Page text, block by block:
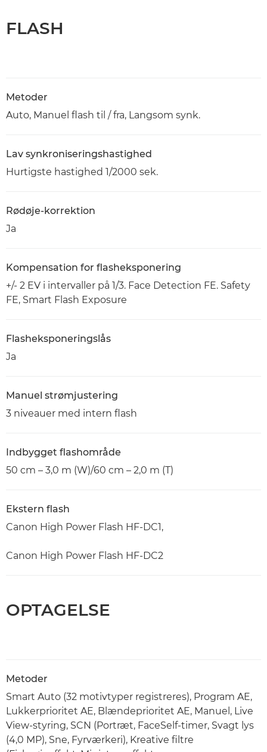
FLASH
Metoder
Auto, Manuel flash til / fra, Langsom synk.
Lav synkroniseringshastighed
Hurtigste hastighed 1/2000 sek.
Rødøje-korrektion
Ja
Kompensation for flasheksponering
+/- 2 EV i intervaller på 1/3. Face Detection FE. Safety
FE, Smart Flash Exposure
Flasheksponeringslås
Ja
Manuel strømjustering
3 niveauer med intern flash
Indbygget flashområde
50 cm – 3,0 m (W)/60 cm – 2,0 m (T)
Ekstern flash
Canon High Power Flash HF-DC1,
Canon High Power Flash HF-DC2
OPTAGELSE
Metoder
Smart Auto (32 motivtyper registreres), Program AE,
Lukkerprioritet AE, Blændeprioritet AE, Manuel, Live
View-styring, SCN (Portræt, FaceSelf-timer, Svagt lys
(4,0 MP), Sne, Fyrværkeri), Kreative filtre